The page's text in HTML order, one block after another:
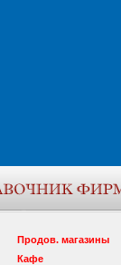
Продов. магазины
Кафе